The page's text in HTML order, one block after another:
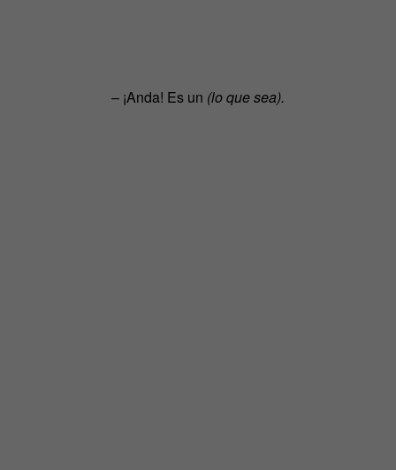
– ¡Anda! Es un (lo que sea).